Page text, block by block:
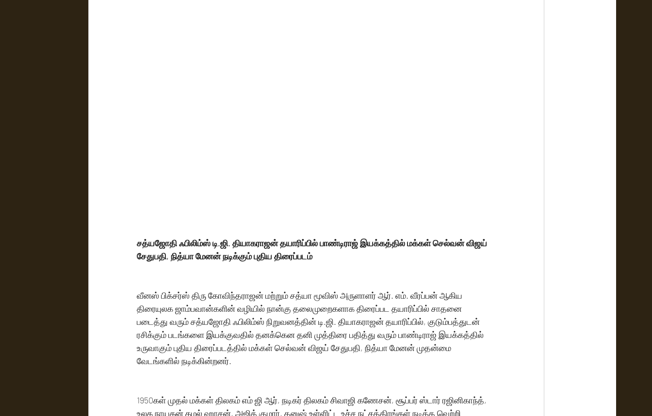
சத்யஜோதி ஃபிலிம்ஸ் டி.ஜி. தியாகராஜன் தயாரிப்பில் பாண்டிராஜ் இயக்கத்தில் மக்கள் செல்வன் விஜய்
சேதுபதி, நித்யா மேனன் நடிக்கும் புதிய திரைப்படம்
வீனஸ் பிக்சர்ஸ் திரு கோவிந்தராஜன் மற்றும் சத்யா மூவிஸ் அருளாளர் ஆர். எம். வீரப்பன் ஆகிய
திரையுலக ஜாம்பவான்களின் வழியில் நான்கு தலைமுறைகளாக திரைப்பட தயாரிப்பில் சாதனை
படைத்து வரும் சத்யஜோதி ஃபிலிம்ஸ் நிறுவனத்தின் டி.ஜி. தியாகராஜன் தயாரிப்பில், குடும்பத்துடன்
ரசிக்கும் படங்களை இயக்குவதில் தனக்கென தனி முத்திரை பதித்து வரும் பாண்டிராஜ் இயக்கத்தில்
உருவாகும் புதிய திரைப்படத்தில் மக்கள் செல்வன் விஜய் சேதுபதி, நித்யா மேனன் முதன்மை
வேடங்களில் நடிக்கின்றனர்.
1950கள் முதல் மக்கள் திலகம் எம் ஜி ஆர், நடிகர் திலகம் சிவாஜி கணேசன், சூப்பர் ஸ்டார் ரஜினிகாந்த்,
உலக நாயகன் கமல் ஹாசன், அஜித் குமார், தனுஷ் உள்ளிட்ட உச்ச நட்சத்திரங்கள் நடித்த வெற்றி